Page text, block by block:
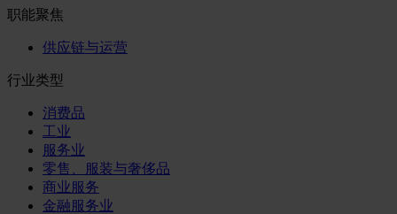
职能聚焦
供应链与运营
行业类型
消费品
工业
服务业
零售、服装与奢侈品
商业服务
金融服务业